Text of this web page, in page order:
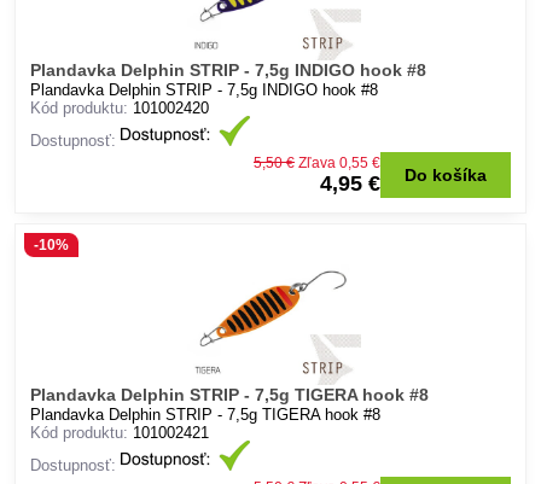
Plandavka Delphin STRIP - 7,5g INDIGO hook #8
Plandavka Delphin STRIP - 7,5g INDIGO hook #8
Kód produktu: 101002420
Dostupnosť:
4,95 €
5,50 € Zľava 0,55 €
Do košíka
Plandavka Delphin STRIP - 7,5g TIGERA hook #8
-10%
Plandavka Delphin STRIP - 7,5g TIGERA hook #8
Kód produktu: 101002421
Dostupnosť: